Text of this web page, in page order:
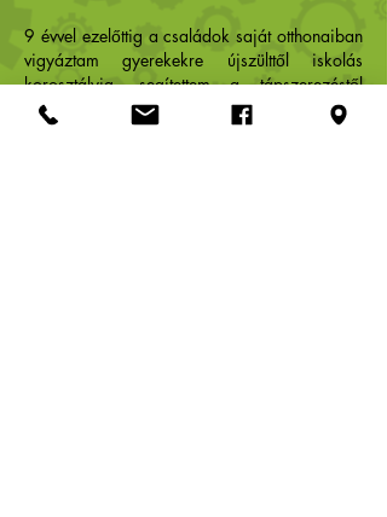
9 évvel ezelőttig a családok saját otthonaiban
vigyáztam gyerekekre újszülttől iskolás
korosztályig, segítettem a tápszerezéstől
kezdve a házi feladat írásáig bármiben.
Igyekeztem segíteni a szülőknek a felmerülő